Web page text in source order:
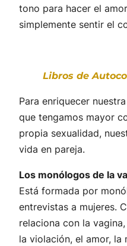
tono para hacer el
simplemente sentir el
Libros de
Para enriquecer
que tengamos mayor
propia sexualidad,
vida en pareja.
Los monólogos de la
Está formada por
entrevistas a mujeres.
relaciona con la
la violación, el amor, la